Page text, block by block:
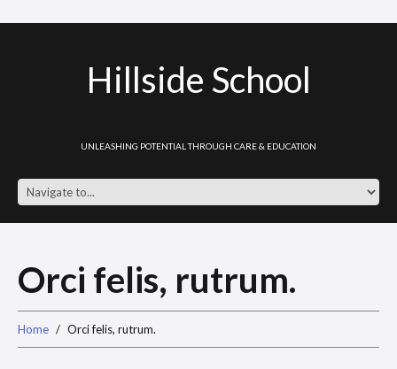
Hillside School
UNLEASHING POTENTIAL THROUGH CARE & EDUCATION
Orci felis, rutrum.
Home Orci felis, rutrum.